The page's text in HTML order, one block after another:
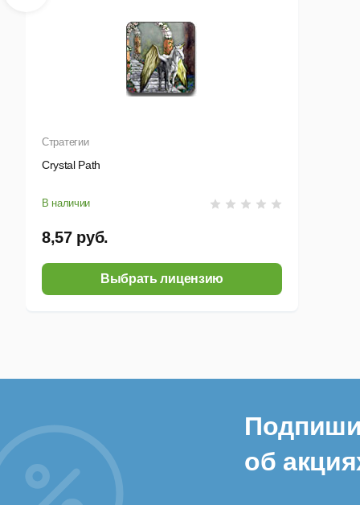
Стратегии
Crystal Path
В наличии
8,57 руб.
Выбрать лицензию
об